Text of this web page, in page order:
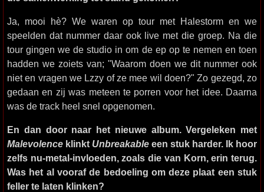
Ja, mooi hè? We waren op tour met Halestorm en we
speelden dat nummer daar ook live met die groep. Na die
tour gingen we de studio in om de ep op te nemen en toen
hadden we zoiets van; "Waarom doen we dit nummer ook
niet en vragen we Lzzy of ze mee wil doen?" Zo gezegd, zo
gedaan en zij was meteen te porren voor het idee. Daarna
was de track heel snel opgenomen.
En dan door naar het nieuwe album. Vergeleken met
Malevolence klinkt Unbreakable een stuk harder. Ik hoor
zelfs nu-metal-invloeden, zoals die van Korn, erin terug.
Was het al vooraf de bedoeling om deze plaat een stuk
feller te laten klinken?